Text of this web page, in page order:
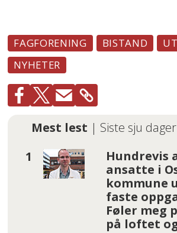
FAGFORENING BISTAND
NYHETER
Mest lest | Siste sju dager
Hundrevis
ansatte i
kommune
faste
Føler meg
på loftet